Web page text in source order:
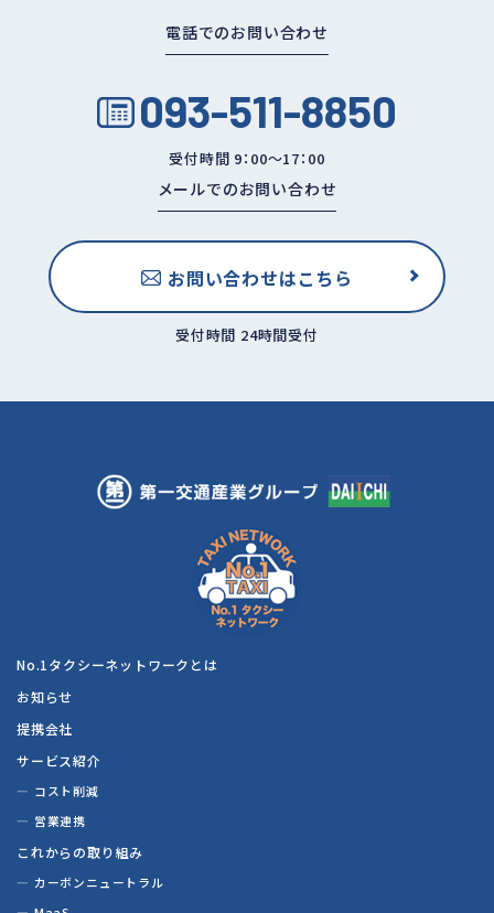
電話でのお問い合わせ
093-511-8850
受付時間 9：00～17：00
メールでのお問い合わせ
お問い合わせはこちら
受付時間 24時間受付
No.1タクシーネットワークとは
お知らせ
提携会社
サービス紹介
コスト削減
営業連携
これからの取り組み
カーボンニュートラル